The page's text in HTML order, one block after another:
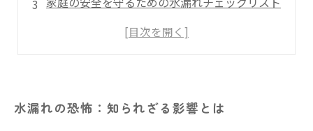
専門家の視点：水漏れの修理と予防策
水漏れの恐怖：知られざる影響とは